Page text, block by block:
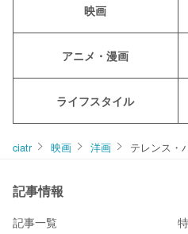
映画
アニメ・漫画
ライフスタイル
ciatr 映画 洋画 テレンス・
記事情報
記事一覧